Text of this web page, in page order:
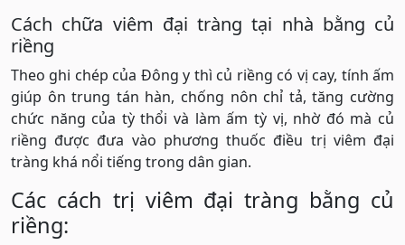
Cách chữa viêm đại tràng tại nhà bằng củ
riềng
Theo ghi chép của Đông y thì củ riềng có vị cay, tính ấm
giúp ôn trung tán hàn, chống nôn chỉ tả, tăng cường
chức năng của tỳ thổi và làm ấm tỳ vị, nhờ đó mà củ
riềng được đưa vào phương thuốc điều trị viêm đại
tràng khá nổi tiếng trong dân gian.
Các cách trị viêm đại tràng bằng củ
riềng: